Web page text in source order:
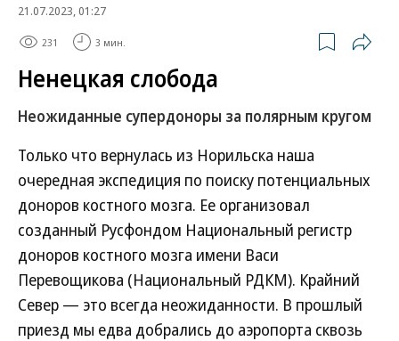
21.07.2023, 01:27
231 3 мин.
Ненецкая слобода
Неожиданные супердоноры за полярным кругом
Только что вернулась из Норильска наша
очередная экспедиция по поиску потенциальных
доноров костного мозга. Ее организовал
созданный Русфондом Национальный регистр
доноров костного мозга имени Васи
Перевощикова (Национальный РДКМ). Крайний
Север — это всегда неожиданности. В прошлый
приезд мы едва добрались до аэропорта сквозь